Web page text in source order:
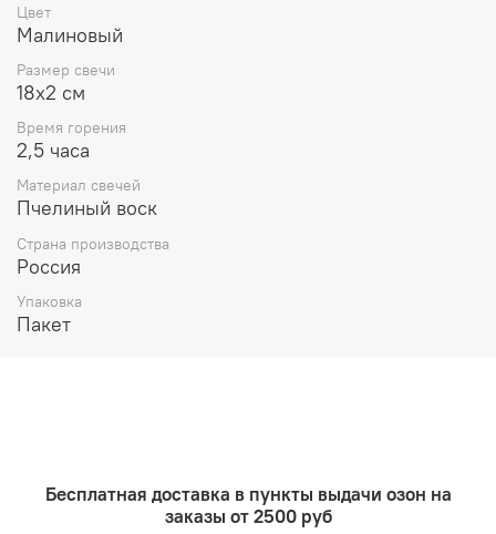
обладают силой духа. В одежде, интерьере должны
преобладать оттенки бордового, а также
пурпурного. Именно они могут удержать людей в
сознании и уберечь от хаоса.
Состав: пчелиный воск, ваниль, жасмин, лимон
Цвет
Малиновый
Размер свечи
18х2 см
Время горения
2,5 часа
Материал свечей
Пчелиный воск
Страна производства
Россия
Упаковка
Пакет
Бесплатная доставка в пункты выдачи озон на
заказы от 2500 руб